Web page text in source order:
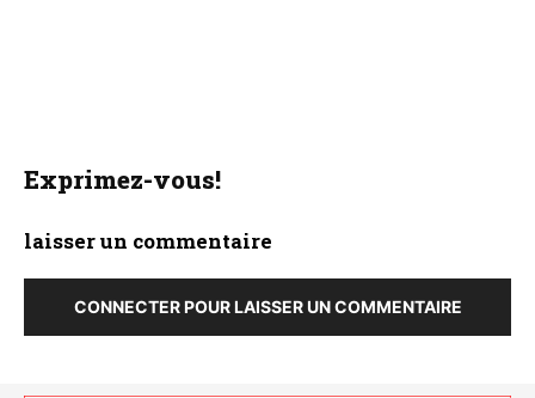
Exprimez-vous!
laisser un commentaire
CONNECTER POUR LAISSER UN COMMENTAIRE